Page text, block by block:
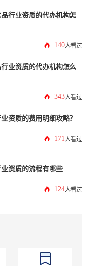
行业资质的代办机构怎
140人看过
业资质的代办机构怎么
343人看过
资质的费用明细攻略？
171 人看过
资质的流程有哪些
124人看过